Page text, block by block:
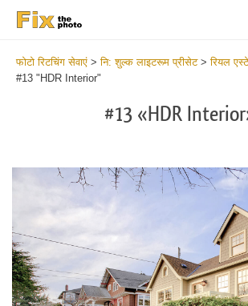
फोटो रिटचिंग सेवाएं >नि: शुल्क लाइटरूम प्रीसेट>रियल
#13 "HDR Interior"
#13 «HDR